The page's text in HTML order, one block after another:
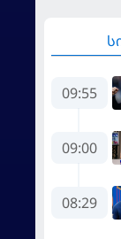
09:55
09:00
08:29